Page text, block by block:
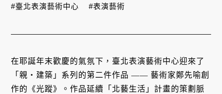
在耶誕年末歡慶的氣氛下，臺北表演藝術中心迎來了
「親・建築」系列的第二件作品 —— 藝術家鄭先喻創
作的《光蹤》。作品延續「北藝生活」計畫的策劃脈
#臺北表演藝術中心 #表演藝術